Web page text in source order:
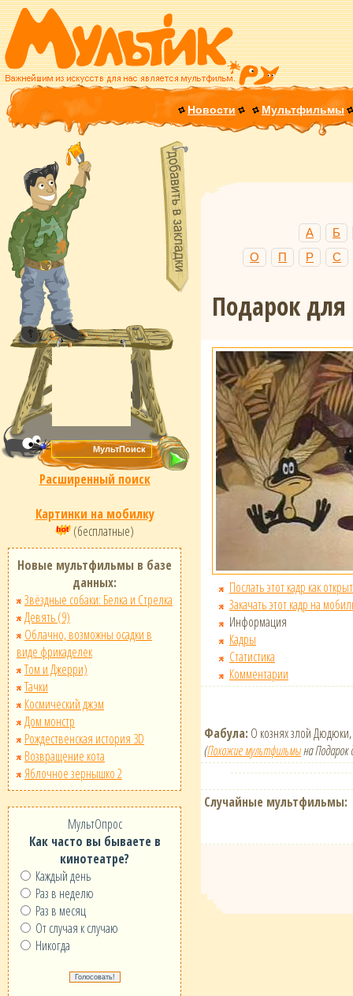
Новости Мультфильмы
Расширенный поиск
Картинки на мобилку
(бесплатные)
Новые мультфильмы в базе
данных:
Звёздные собаки: Белка и Стрелка
Девять (9)
Облачно, возможны осадки в
виде фрикаделек
Том и Джерри)
Тачки
Космический джэм
Дом монстр
Рождественская история 3D
Возвращение кота
Яблочное зернышко 2
МультОпрос
Как часто вы бываете в
кинотеатре?
Каждый день
Раз в неделю
Раз в месяц
От случая к случаю
Никогда
А
Б
О
П Р С
Подарок для
Послать этот кадр как
Закачать этот кадр на
Информация
Кадры
Статистика
Комментарии
Фабула: О кознях злой
(Похожие мультфильмына Подарок
Случайные мультфильмы: